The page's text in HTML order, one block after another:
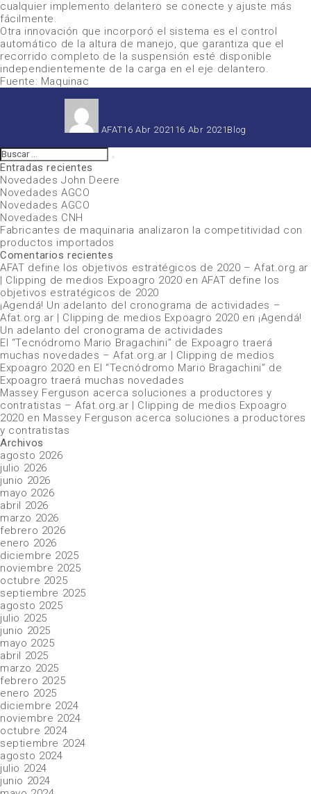
cualquier implemento delantero se conecte y ajuste más
fácilmente.
Otra innovación que incorporó el sistema es el control
automático de la altura de manejo, que garantiza que el
recorrido completo de la suspensión esté disponible
independientemente de la carga en el eje delantero.
Fuente: Maquinac
AFAT16 Abr 2021 16 Abr 2021 Blog
Buscar
por:
Entradas recientes
Novedades John Deere
Novedades AGCO
Novedades AGCO
Novedades CNH
Fabricantes de maquinaria analizaron la competitividad con
productos importados
Comentarios recientes
AFAT define los objetivos estratégicos de 2020 – Afat.org.ar
| Clipping de medios Expoagro 2020 en AFAT define los
objetivos estratégicos de 2020
¡Agendá! Un adelanto del cronograma de actividades –
Afat.org.ar | Clipping de medios Expoagro 2020 en ¡Agendá!
Un adelanto del cronograma de actividades
El “Tecnódromo Mario Bragachini” de Expoagro traerá
muchas novedades – Afat.org.ar | Clipping de medios
Expoagro 2020 en El “Tecnódromo Mario Bragachini” de
Expoagro traerá muchas novedades
Massey Ferguson acerca soluciones a productores y
contratistas – Afat.org.ar | Clipping de medios Expoagro
2020 en Massey Ferguson acerca soluciones a productores
y contratistas
Archivos
agosto 2026
julio 2026
junio 2026
mayo 2026
abril 2026
marzo 2026
febrero 2026
enero 2026
diciembre 2025
noviembre 2025
octubre 2025
septiembre 2025
agosto 2025
julio 2025
junio 2025
mayo 2025
abril 2025
marzo 2025
febrero 2025
enero 2025
diciembre 2024
noviembre 2024
octubre 2024
septiembre 2024
agosto 2024
julio 2024
junio 2024